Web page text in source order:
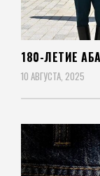
180-ЛЕТИЕ
10 АВГУСТА, 2025